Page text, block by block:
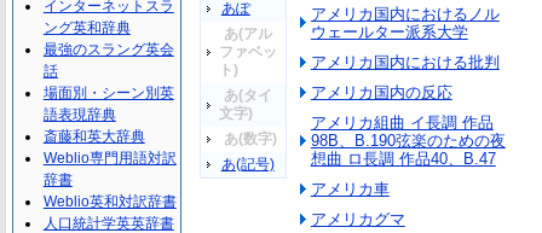
あぽ
あ(アル
ファベッ
ト)
あ(タイ
文字)
あ(数字)
あ(記号)
アメリカ国内におけるノル
ウェールター派系大学
アメリカ国内における批判
アメリカ国内の反応
アメリカ組曲 イ長調 作品
98B、B.190弦楽のための夜
想曲 ロ長調 作品40、B.47
アメリカ車
アメリカグマ
インターネットスラ
ング英和辞典
最強のスラング英会
話
場面別・シーン別英
語表現辞典
斎藤和英大辞典
Weblio専門用語対訳
辞書
Weblio英和対訳辞書
人口統計学英英辞書